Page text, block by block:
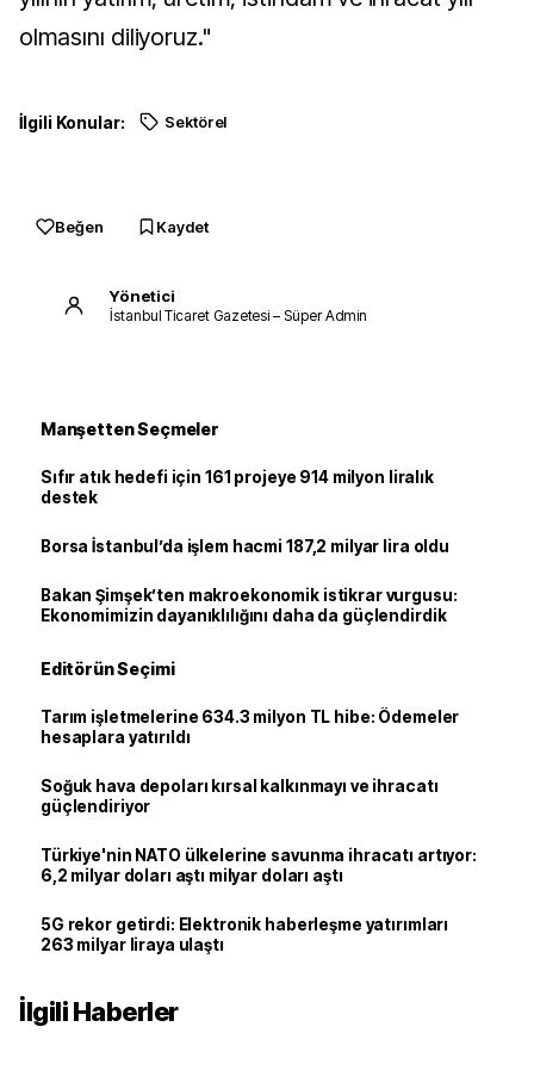
olmasını diliyoruz."
İlgili Konular: Sektörel
Beğen Kaydet
Yönetici
İstanbul Ticaret Gazetesi – Süper Admin
Manşetten Seçmeler
Sıfır atık hedefi için 161 projeye 914 milyon liralık
destek
Borsa İstanbul’da işlem hacmi 187,2 milyar lira oldu
Bakan Şimşek’ten makroekonomik istikrar vurgusu:
Ekonomimizin dayanıklılığını daha da güçlendirdik
Editörün Seçimi
Tarım işletmelerine 634.3 milyon TL hibe: Ödemeler
hesaplara yatırıldı
Soğuk hava depoları kırsal kalkınmayı ve ihracatı
güçlendiriyor
Türkiye'nin NATO ülkelerine savunma ihracatı artıyor:
6,2 milyar doları aştı milyar doları aştı
5G rekor getirdi: Elektronik haberleşme yatırımları
263 milyar liraya ulaştı
İlgili Haberler